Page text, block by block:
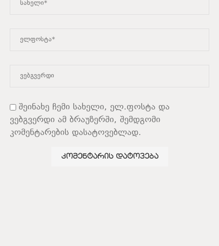
შეინახე ჩემი სახელი, ელ.ფოსტა და
ვებგვერდი ამ ბრაუზერში, შემდგომი
კომენტარების დასატოვებლად.